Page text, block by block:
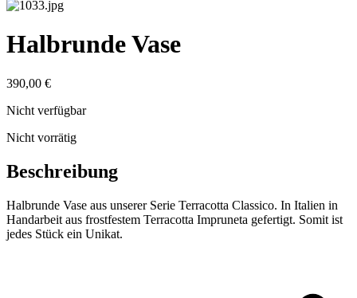
Halbrunde Vase
390,00 €
Nicht verfügbar
Nicht vorrätig
Beschreibung
Halbrunde Vase aus unserer Serie Terracotta Classico. In Italien in
Handarbeit aus frostfestem Terracotta Impruneta gefertigt. Somit ist
jedes Stück ein Unikat.